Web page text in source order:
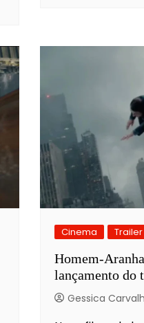
Cinema Trailer
Homem-
lançamento do
Gessica